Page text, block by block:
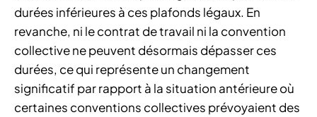
durées inférieures à ces plafonds légaux. En
revanche, ni le contrat de travail ni la convention
collective ne peuvent désormais dépasser ces
durées, ce qui représente un changement
significatif par rapport à la situation antérieure où
certaines conventions collectives prévoyaient des